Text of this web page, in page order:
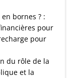
bornes ? :
pour
pour
du rôle de la
et la